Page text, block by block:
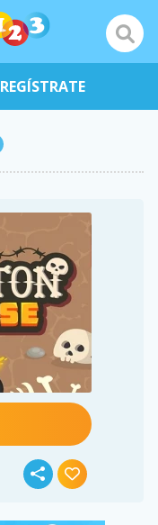
REGÍSTRATE